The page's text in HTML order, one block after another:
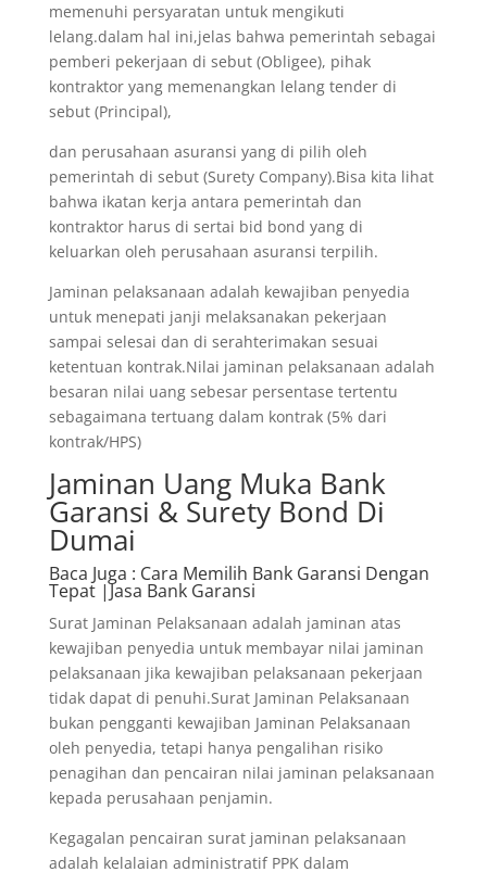
memenuhi persyaratan untuk mengikuti
lelang.dalam hal ini,jelas bahwa pemerintah sebagai
pemberi pekerjaan di sebut (Obligee), pihak
kontraktor yang memenangkan lelang tender di
sebut (Principal),
dan perusahaan asuransi yang di pilih oleh
pemerintah di sebut (Surety Company).Bisa kita lihat
bahwa ikatan kerja antara pemerintah dan
kontraktor harus di sertai bid bond yang di
keluarkan oleh perusahaan asuransi terpilih.
Jaminan pelaksanaan adalah kewajiban penyedia
untuk menepati janji melaksanakan pekerjaan
sampai selesai dan di serahterimakan sesuai
ketentuan kontrak.Nilai jaminan pelaksanaan adalah
besaran nilai uang sebesar persentase tertentu
sebagaimana tertuang dalam kontrak (5% dari
kontrak/HPS)
Jaminan Uang Muka Bank
Garansi & Surety Bond Di
Dumai
Baca Juga : Cara Memilih Bank Garansi Dengan
Tepat |Jasa Bank Garansi
Surat Jaminan Pelaksanaan adalah jaminan atas
kewajiban penyedia untuk membayar nilai jaminan
pelaksanaan jika kewajiban pelaksanaan pekerjaan
tidak dapat di penuhi.Surat Jaminan Pelaksanaan
bukan pengganti kewajiban Jaminan Pelaksanaan
oleh penyedia, tetapi hanya pengalihan risiko
penagihan dan pencairan nilai jaminan pelaksanaan
kepada perusahaan penjamin.
Kegagalan pencairan surat jaminan pelaksanaan
adalah kelalaian administratif PPK dalam